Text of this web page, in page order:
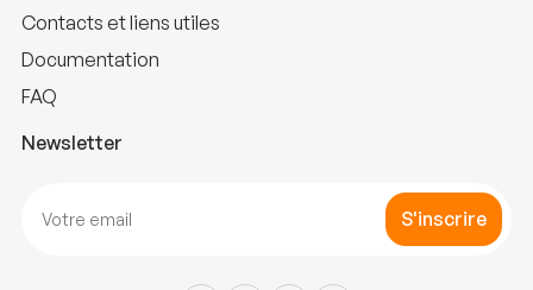
Contacts et liens utiles
Documentation
FAQ
Newsletter
S'inscrire